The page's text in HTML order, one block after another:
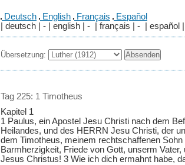
Deutsch English Français
Español
| deutsch | - | english | - | français | - | español |
Übersetzung:
Tag 225: 1 Timotheus
Kapitel 1
1 Paulus, ein Apostel Jesu Christi nach dem
Heilandes, und des HERRN Jesu Christi, der
dem Timotheus, meinem rechtschaffenen
Barmherzigkeit, Friede von Gott, unserm
Jesus Christus! 3 Wie ich dich ermahnt habe,